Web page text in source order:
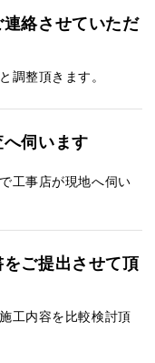
絡させていただ
調整頂きます。
伺います
工事店が現地へ伺い
ご提出させて頂
工内容を比較検討頂